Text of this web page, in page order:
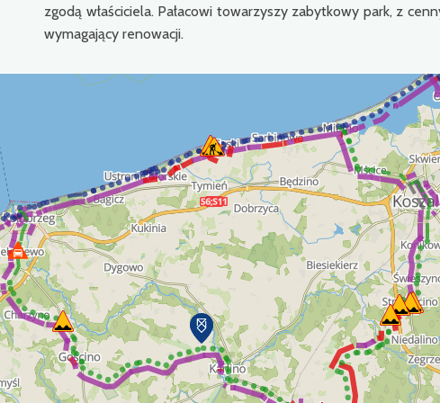
zgodą właściciela. Pałacowi towarzyszy zabytkowy park, z
wymagający renowacji.